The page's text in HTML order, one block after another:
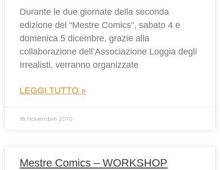
Durante le due giornate della seconda
edizione del “Mestre Comics”, sabato 4 e
domenica 5 dicembre, grazie alla
collaborazione dell’Associazione Loggia degli
Irrealisti, verranno organizzate
LEGGI TUTTO »
18 Novembre 2010
Mestre Comics – WORKSHOP